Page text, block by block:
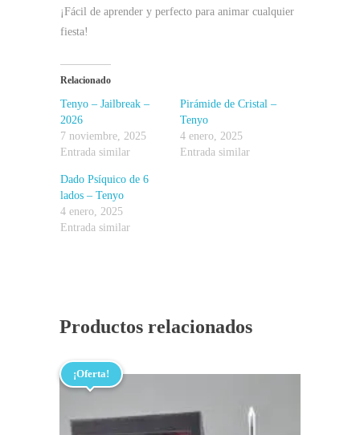
¡Fácil de aprender y perfecto para animar cualquier
fiesta!
Relacionado
Tenyo – Jailbreak –
2026
7 noviembre, 2025
Entrada similar
Pirámide de Cristal –
Tenyo
4 enero, 2025
Entrada similar
Dado Psíquico de 6
lados – Tenyo
4 enero, 2025
Entrada similar
Productos relacionados
¡Oferta!